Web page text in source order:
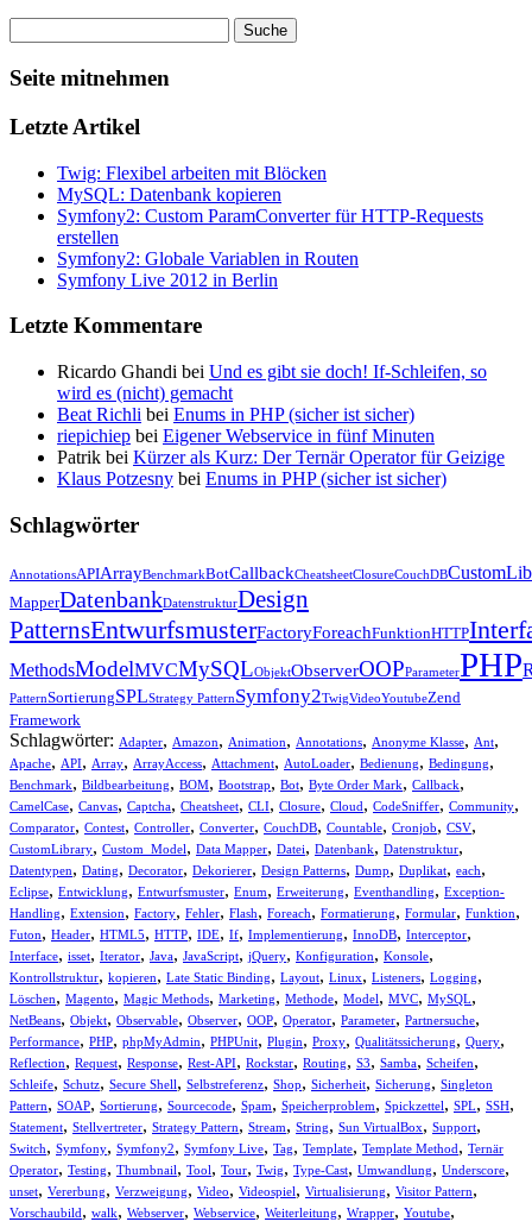
Seite mitnehmen
Letzte Artikel
Twig: Flexibel arbeiten mit Blöcken
MySQL: Datenbank kopieren
Symfony2: Custom ParamConverter für HTTP-Requests
erstellen
Symfony2: Globale Variablen in Routen
Symfony Live 2012 in Berlin
Letzte Kommentare
Ricardo Ghandi bei Und es gibt sie doch! If-Schleifen, so
wird es (nicht) gemacht
Beat Richli bei Enums in PHP (sicher ist sicher)
riepichiep bei Eigener Webservice in fünf Minuten
Patrik bei Kürzer als Kurz: Der Ternär Operator für Geizige
Klaus Potzesny bei Enums in PHP (sicher ist sicher)
Schlagwörter
AnnotationsAPIArrayBenchmarkBotCallbackCheatsheetClosureCouchDB
MapperDatenbankDatenstrukturDesign
PatternsEntwurfsmusterFactoryForeachFunktionHTTP
MethodsModelMVCMySQLObjektObserverOOPParameterPHP
PatternSortierungSPLStrategy PatternSymfony2TwigVideoYoutubeZend
Framework
Schlagwörter: Adapter, Amazon, Animation, Annotations, Anonyme Klasse, Ant,
Apache, API, Array, ArrayAccess, Attachment, AutoLoader, Bedienung, Bedingung,
Benchmark, Bildbearbeitung, BOM, Bootstrap, Bot, Byte Order Mark, Callback,
CamelCase, Canvas, Captcha, Cheatsheet, CLI, Closure, Cloud, CodeSniffer, Community,
Comparator, Contest, Controller, Converter, CouchDB, Countable, Cronjob, CSV,
CustomLibrary, Custom_Model, Data Mapper, Datei, Datenbank, Datenstruktur,
Datentypen, Dating, Decorator, Dekorierer, Design Patterns, Dump, Duplikat, each,
Eclipse, Entwicklung, Entwurfsmuster, Enum, Erweiterung, Eventhandling, Exception-
Handling, Extension, Factory, Fehler, Flash, Foreach, Formatierung, Formular, Funktion,
Futon, Header, HTML5, HTTP, IDE, If, Implementierung, InnoDB, Interceptor,
Interface, isset, Iterator, Java, JavaScript, jQuery, Konfiguration, Konsole,
Kontrollstruktur, kopieren, Late Static Binding, Layout, Linux, Listeners, Logging,
Löschen, Magento, Magic Methods, Marketing, Methode, Model, MVC, MySQL,
NetBeans, Objekt, Observable, Observer, OOP, Operator, Parameter, Partnersuche,
Performance, PHP, phpMyAdmin, PHPUnit, Plugin, Proxy, Qualitätssicherung, Query,
Reflection, Request, Response, Rest-API, Rockstar, Routing, S3, Samba, Scheifen,
Schleife, Schutz, Secure Shell, Selbstreferenz, Shop, Sicherheit, Sicherung, Singleton
Pattern, SOAP, Sortierung, Sourcecode, Spam, Speicherproblem, Spickzettel, SPL, SSH,
Statement, Stellvertreter, Strategy Pattern, Stream, String, Sun VirtualBox, Support,
Switch, Symfony, Symfony2, Symfony Live, Tag, Template, Template Method, Ternär
Operator, Testing, Thumbnail, Tool, Tour, Twig, Type-Cast, Umwandlung, Underscore,
unset, Vererbung, Verzweigung, Video, Videospiel, Virtualisierung, Visitor Pattern,
Vorschaubild, walk, Webserver, Webservice, Weiterleitung, Wrapper, Youtube,